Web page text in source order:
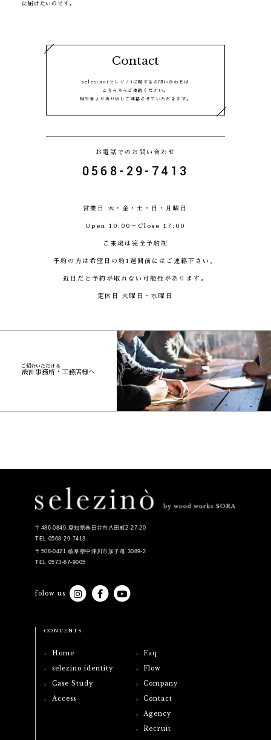
に届けたいのです。
Contact
selezino(セレジノ)に関するお問い合わせは
こちらからご連絡ください。
担当者より折り返しご連絡させていただきます。
お電話でのお問い合わせ
0568-29-7413
営業日 木・金・土・日・月曜日
Open 10:00～Close 17:00
ご来場は完全予約制
予約の方は希望日の約1週間前にはご連絡下さい。
近日だと予約が取れない可能性があります。
定休日 火曜日・水曜日
ご紹介い た だけ る
設計事務所・ 工務店様へ
〒486-0849 愛知県春日井市八田町2-27-20
TEL 0568-29-7413
〒508-0421 岐阜県中津川市加子母 3089-2
TEL 0573-67-9005
folow us
CONTENTS
Home
selezino identity
Case Study
Access
Faq
Flow
Company
Contact
Agency
Recruit